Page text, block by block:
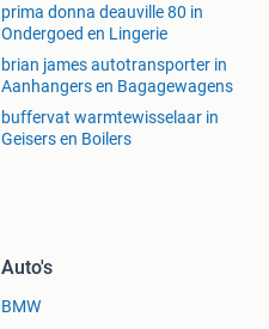
prima donna deauville 80 in
Ondergoed en Lingerie
brian james autotransporter in
Aanhangers en Bagagewagens
buffervat warmtewisselaar in
Geisers en Boilers
Auto's
BMW